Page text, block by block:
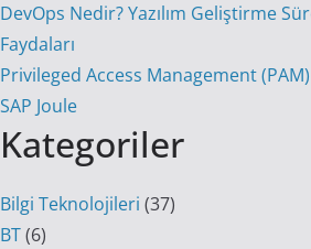
DevOps Nedir? Yazılım Geliştirme
Faydaları
Privileged Access Management (PAM)
SAP Joule
Kategoriler
Bilgi Teknolojileri (37)
BT(6)